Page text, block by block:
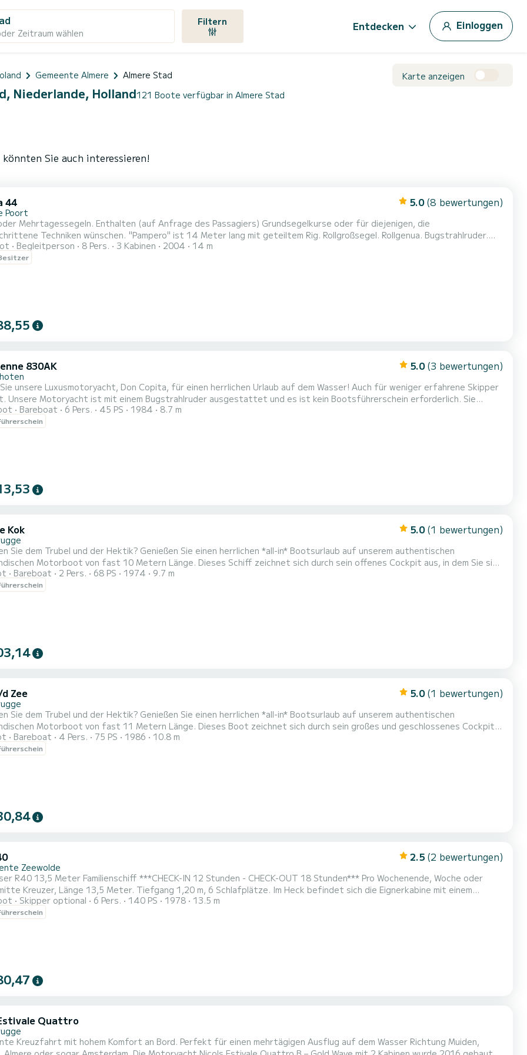
Zeitraum wählen
Filtern Entdecken Einloggen
Gemeente Almere Almere Stad Karte anzeigen
Niederlande, Holland121 Boote verfügbar in Almere Stad
Sie auch interessieren!
44 5.0 (8 bewertungen)
Poort
Mehrtagessegeln. Enthalten (auf Anfrage des Passagiers) Grundsegelkurse oder für diejenigen, die
Techniken wünschen. "Pampero" ist 14 Meter lang mit geteiltem Rig. Rollgroßsegel. Rollgenua. Bugstrahlruder.
Ankerwinde und alles an Bord, um das Segeln zu genießen und ikonische Orte vom Wasser aus kennenzulernen. Die
an Bord Zugang zur Bordküche mit Kühlschrank und müssen sich selbst um ihre Verpflegung (Essen und Getränke)
Begleitperson 8 Pers. 3 Kabinen 2004 14 m
830AK 5.0 (3 bewertungen)
unsere Luxusmotoryacht, Don Copita, für einen herrlichen Urlaub auf dem Wasser! Auch für weniger erfahrene Skipper
Unsere Motoryacht ist mit einem Bugstrahlruder ausgestattet und es ist kein Bootsführerschein erforderlich. Sie
auf dem "Jachthaven Nieuwboer" in Bunschoten-Spakenburg parken. Bringen Sie Ihr Urlaubsgepäck an Bord und
direkt auf das Eemmeer. Es gibt viele Fahrmöglichkeiten, wie die Randseen, die Vecht oder Richtung Amsterdam.
Bareboat 6 Pers. 45 PS 1984 8.7 m
Kok 5.0 (1 bewertungen)
Sie dem Trubel und der Hektik? Genießen Sie einen herrlichen *all-in* Bootsurlaub auf unserem authentischen
Motorboot von fast 10 Metern Länge. Dieses Schiff zeichnet sich durch sein offenes Cockpit aus, in dem Sie sich
und ein Getränk an der frischen Luft genießen können. Das Boot ist mit viel hochglänzendem Teakholz ausgestattet,
ein nostalgisches Aussehen verleiht. Der Einstieg erfolgt bequem über das Cockpit und während der Fahrt kann die 2. Per...
Bareboat 2 Pers. 68 PS 1974 9.7 m
Zee 5.0 (1 bewertungen)
Sie dem Trubel und der Hektik? Genießen Sie einen herrlichen *all-in* Bootsurlaub auf unserem authentischen
Motorboot von fast 11 Metern Länge. Dieses Boot zeichnet sich durch sein großes und geschlossenes Cockpit
viel Platz zum Zusammensitzen ist. Im Inneren finden Sie viel abgerundetes und hochglanzlackiertes Holz, das dem Boot
Ausstrahlung verleiht. Der Einstieg erfolgt bequem über die geschlossene Plicht, und die 2 separaten
Bareboat 4 Pers. 75 PS 1986 10.8 m
2.5 (2 bewertungen)
Zeewolde
R40 13,5 Meter Familienschiff ***CHECK-IN 12 Stunden - CHECK-OUT 18 Stunden*** Pro Wochenende, Woche oder
befindet sich die Eignerkabine mit einem
und ausreichend Stauraum Für die Punkt ist die Gästekabine mit einem 2- bis 3-Personen-Bett. Im Salon auf beiden
1-Personen-Bett und im Steuerhaus ein 1-Personen-Bett. Im Salon und in der Küche gibt es 8 Sitzplätze plus 1 bzw ein
Skipper optional 6 Pers. 140 PS 1978 13.5 m
Quattro
Kreuzfahrt mit hohem Komfort an Bord. Perfekt für einen mehrtägigen Ausflug auf dem Wasser Richtung Muiden,